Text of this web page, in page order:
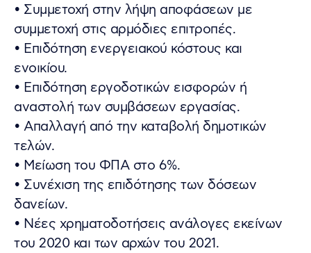
• Συμμετοχή στην λήψη αποφάσεων με
συμμετοχή στις αρμόδιες επιτροπές.
• Επιδότηση ενεργειακού κόστους και
ενοικίου.
• Επιδότηση εργοδοτικών εισφορών ή
αναστολή των συμβάσεων εργασίας.
• Απαλλαγή από την καταβολή δημοτικών
τελών.
• Μείωση του ΦΠΑ στο 6%.
• Συνέχιση της επιδότησης των δόσεων
δανείων.
• Νέες χρηματοδοτήσεις ανάλογες εκείνων
του 2020 και των αρχών του 2021.